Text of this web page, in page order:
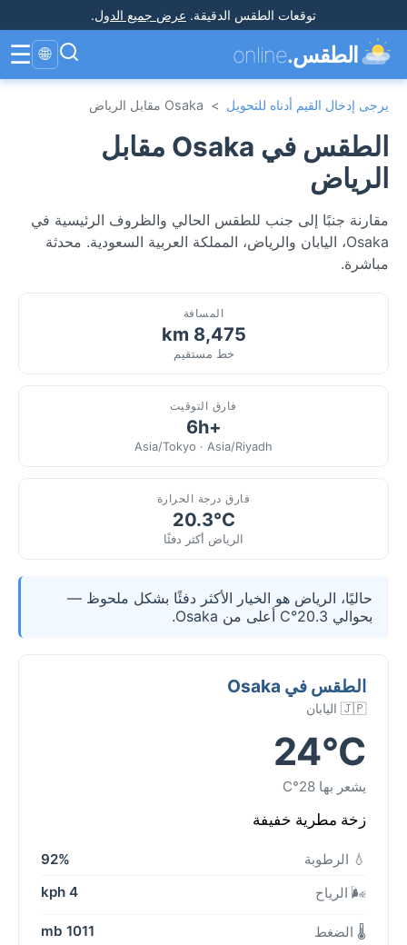
توقعات الطقس الدقيقة. عرض جميع الدول.
الطقس.online
🌐
☰
يرجى إدخال القيم أدناه للتحويل > Osaka مقابل الرياض
الطقس في Osaka مقابل
الرياض
مقارنة جنبًا إلى جنب للطقس الحالي والظروف الرئيسية في
Osaka، اليابان والرياض، المملكة العربية السعودية. محدثة
مباشرة.
المسافة
8,475 km
خط مستقيم
فارق التوقيت
+6h
Asia/Tokyo · Asia/Riyadh
فارق درجة الحرارة
20.3°C
الرياض أكثر دفئًا
حاليًا، الرياض هو الخيار الأكثر دفئًا بشكل ملحوظ —
بحوالي 20.3°C أعلى من Osaka.
الطقس في Osaka
🇯🇵 اليابان
24°C
يشعر بها 28°C
زخة مطرية خفيفة
💧 الرطوبة
92%
🌬️ الرياح
4 kph
🌡️ الضغط 1011 mb